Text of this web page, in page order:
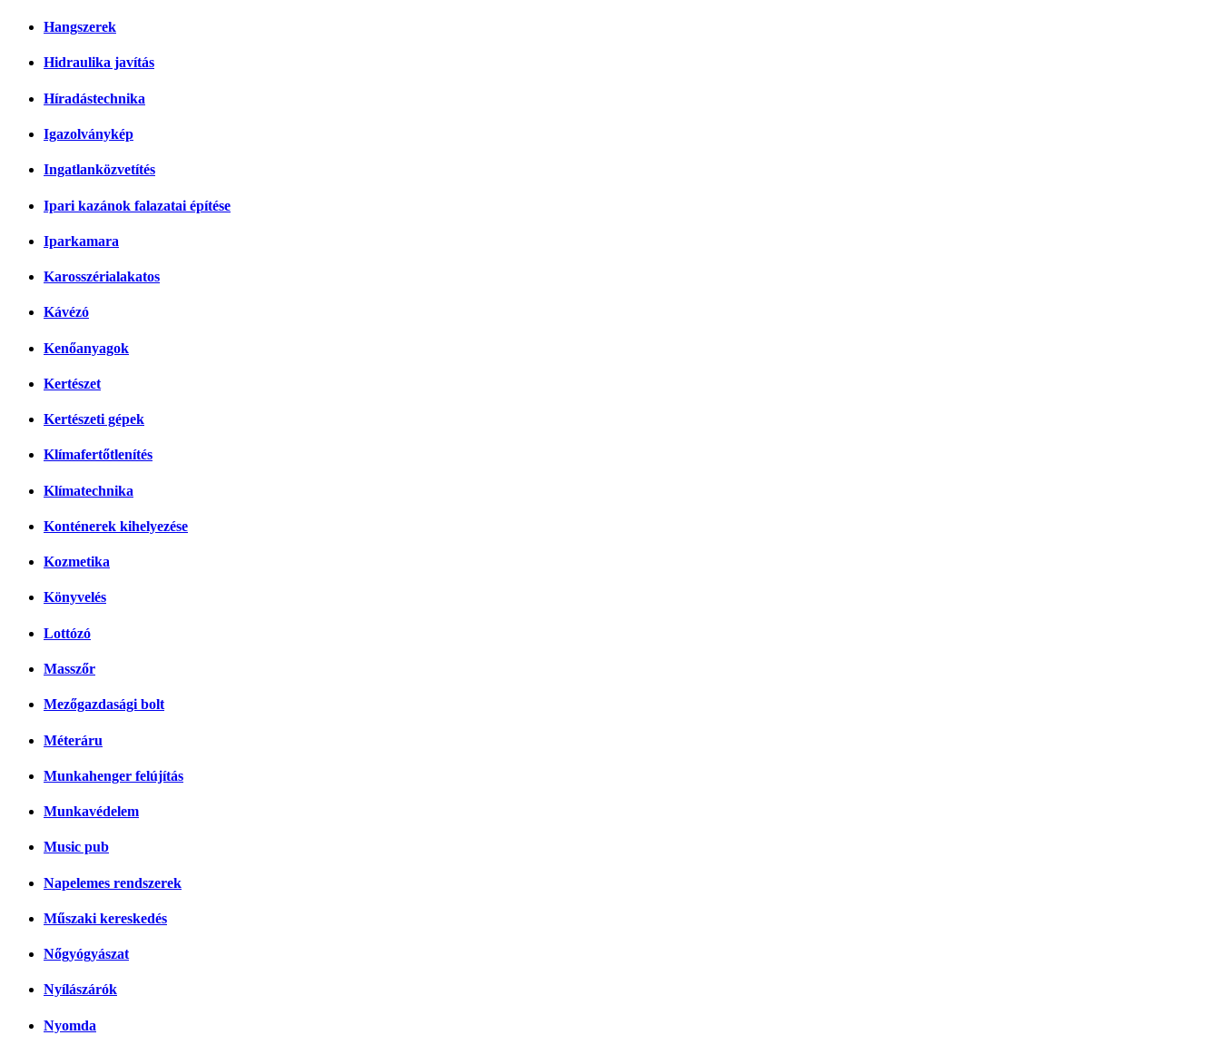
Hangszerek
Hidraulika javítás
Híradástechnika
Igazolványkép
Ingatlanközvetítés
Ipari kazánok falazatai építése
Iparkamara
Karosszérialakatos
Kávézó
Kenőanyagok
Kertészet
Kertészeti gépek
Klímafertőtlenítés
Klímatechnika
Konténerek kihelyezése
Kozmetika
Könyvelés
Lottózó
Masszőr
Mezőgazdasági bolt
Méteráru
Munkahenger felújítás
Munkavédelem
Music pub
Napelemes rendszerek
Műszaki kereskedés
Nőgyógyászat
Nyílászárók
Nyomda